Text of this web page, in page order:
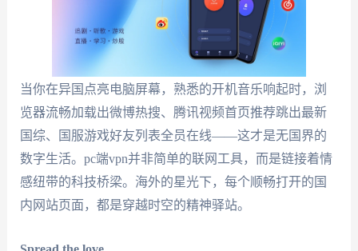
当你在异国点亮电脑屏幕，熟悉的开机音乐响起时，浏
览器流畅加载出微博热搜、腾讯视频首页推荐跳出最新
国综、国服游戏好友列表全员在线——这才是无国界的
数字生活。pc端vpn并非简单的联网工具，而是链接着情
感纽带的科技桥梁。海外的星光下，每个顺畅打开的国
内网站页面，都是穿越时空的精神驿站。